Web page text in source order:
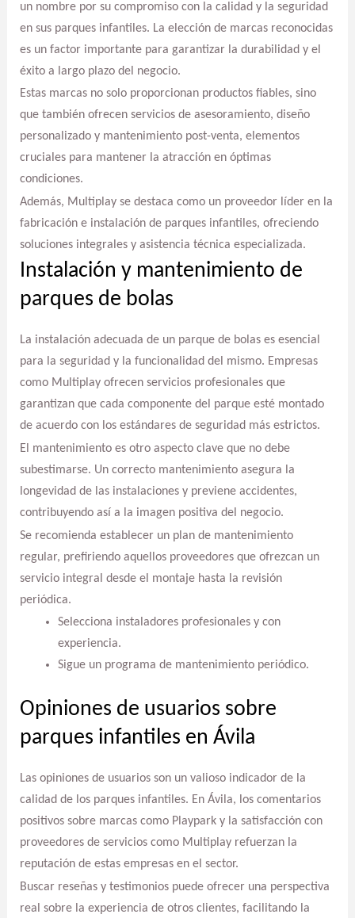
un nombre por su compromiso con la calidad y la seguridad
en sus parques infantiles. La elección de marcas reconocidas
es un factor importante para garantizar la durabilidad y el
éxito a largo plazo del negocio.
Estas marcas no solo proporcionan productos fiables, sino
que también ofrecen servicios de asesoramiento, diseño
personalizado y mantenimiento post-venta, elementos
cruciales para mantener la atracción en óptimas
condiciones.
Además, Multiplay se destaca como un proveedor líder en la
fabricación e instalación de parques infantiles, ofreciendo
soluciones integrales y asistencia técnica especializada.
Instalación y mantenimiento de
parques de bolas
La instalación adecuada de un parque de bolas es esencial
para la seguridad y la funcionalidad del mismo. Empresas
como Multiplay ofrecen servicios profesionales que
garantizan que cada componente del parque esté montado
de acuerdo con los estándares de seguridad más estrictos.
El mantenimiento es otro aspecto clave que no debe
subestimarse. Un correcto mantenimiento asegura la
longevidad de las instalaciones y previene accidentes,
contribuyendo así a la imagen positiva del negocio.
Se recomienda establecer un plan de mantenimiento
regular, prefiriendo aquellos proveedores que ofrezcan un
servicio integral desde el montaje hasta la revisión
periódica.
Selecciona instaladores profesionales y con
experiencia.
Sigue un programa de mantenimiento periódico.
Opiniones de usuarios sobre
parques infantiles en Ávila
Las opiniones de usuarios son un valioso indicador de la
calidad de los parques infantiles. En Ávila, los comentarios
positivos sobre marcas como Playpark y la satisfacción con
proveedores de servicios como Multiplay refuerzan la
reputación de estas empresas en el sector.
Buscar reseñas y testimonios puede ofrecer una perspectiva
real sobre la experiencia de otros clientes, facilitando la